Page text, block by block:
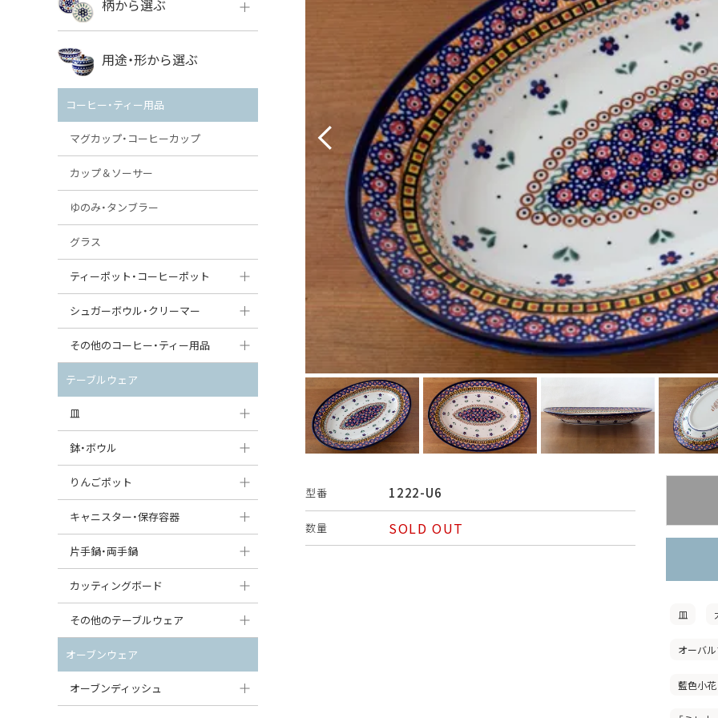
型番 1222-U6
数量 SOLD OUT
皿
オーバ
藍色小
VENA
ミレナ
柄から選ぶ
ボレス
用途・形から選ぶ
コーヒー・ティー用品
マグカップ・コーヒーカップ
カップ＆ソーサー
ゆのみ・タンブラー
グラス
ティーポット・コーヒーポット
ティーポット
コーヒーポット
シュガーボウル・クリーマー
シュガーボウル
クリーマー
その他のコーヒー・ティー用品
ポットウォーマー
ピッチャー
コーヒードリッパー
すべて見る
テーブルウェア
皿
大皿（24cm〜）
中皿（18〜24cm）
丸皿
スープ皿
ダルマプレート
鉢・ボウル
大鉢（21cm〜）
中鉢（16〜21cm）
丸鉢・どんぶり・ボウル
茶碗
りんごポット
りんごポット
りんごポット小
キャニスター・保存容器
キャニスター
つぼ
ガーリックポット
オニオンキャニスター
片手鍋・両手鍋
ソースパン（片手鍋）
スープチュリーン
カッティングボード
角型カッティングボード
丸型カッティングボード
すべて見る
その他のテーブルウェア
調味料入れ
グレイヴィーボート
オーブンウェア
オーブンディッシュ